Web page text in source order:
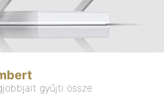
gyűjti össze